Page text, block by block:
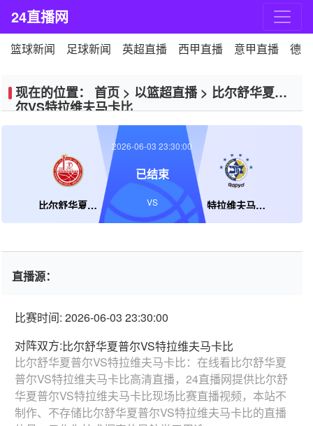
24直播网
篮球新闻 足球新闻 英超直播 西甲直播 意甲直播 德
现在的位置： 首页 > 以篮超直播> 比尔舒华夏普
尔VS特拉维夫马卡比
比尔舒华夏普尔 特拉维夫马卡比
2026-06-03 23:30:00
已结束
VS
直播源：
比赛时间: 2026-06-03 23:30:00
对阵双方:比尔舒华夏普尔VS特拉维夫马卡比
比尔舒华夏普尔VS特拉维夫马卡比：在线看比尔舒华夏
普尔VS特拉维夫马卡比高清直播，24直播网提供比尔舒
华夏普尔VS特拉维夫马卡比现场比赛直播视频，本站不
制作、不存储比尔舒华夏普尔VS特拉维夫马卡比的直播